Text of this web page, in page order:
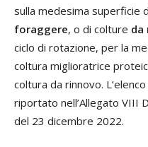
sulla medesima superficie
foraggere, o di colture da
ciclo di rotazione, per la
coltura miglioratrice
coltura da rinnovo.
riportato nell’Allegato VIII
del 23 dicembre 2022.